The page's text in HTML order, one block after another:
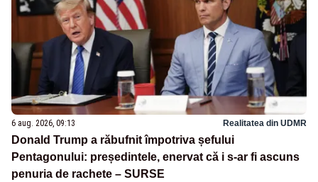
6 aug. 2026, 09:13 Realitatea din UDMR
Donald Trump a răbufnit împotriva șefului
Pentagonului: președintele, enervat că i s-ar fi ascuns
penuria de rachete – SURSE